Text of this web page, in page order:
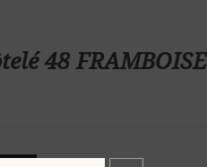
48 FRAMBOISE